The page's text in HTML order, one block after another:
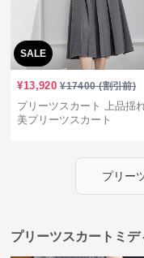
SALE
¥13,920 ¥17400(割引前)
プリーツスカート 上品揺
美プリーツスカート
プリー
プリーツスカートミ